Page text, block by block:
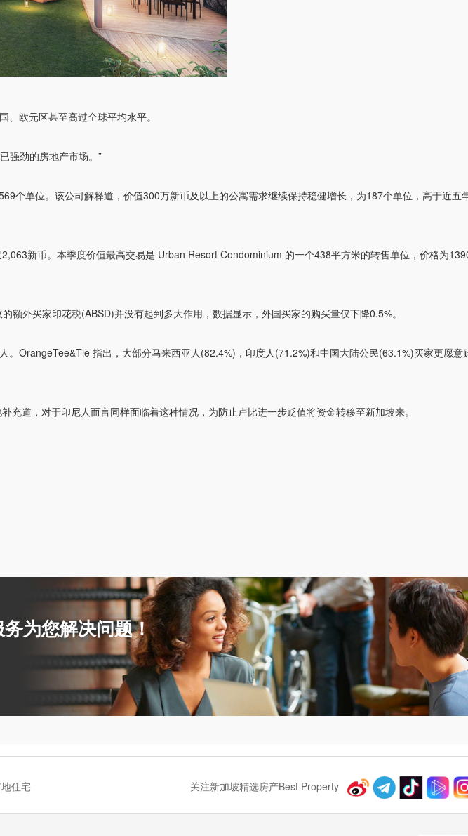
欧元区甚至高过全球平均水平。
强劲的房地产市场。”
个单位。该公司解释道，价值300万新币及以上的公寓需求继续保持稳健增长，为187个单位，高于近五
新币。本季度价值最高交易是 Urban Resort Condominium 的一个438平方米的转售单位，价格为
外买家印花税(ABSD)并没有起到多大作用，数据显示，外国买家的购买量仅下降0.5%。
OrangeTee&Tie 指出，大部分马来西亚人(82.4%)，印度人(71.2%)和中国大陆公民(63.1%)买家更愿意
道，对于印尼人而言同样面临着这种情况，为防止卢比进一步贬值将资金转移至新加坡来。
为您解决问题！
住宅 关注新加坡精选房产Best Property